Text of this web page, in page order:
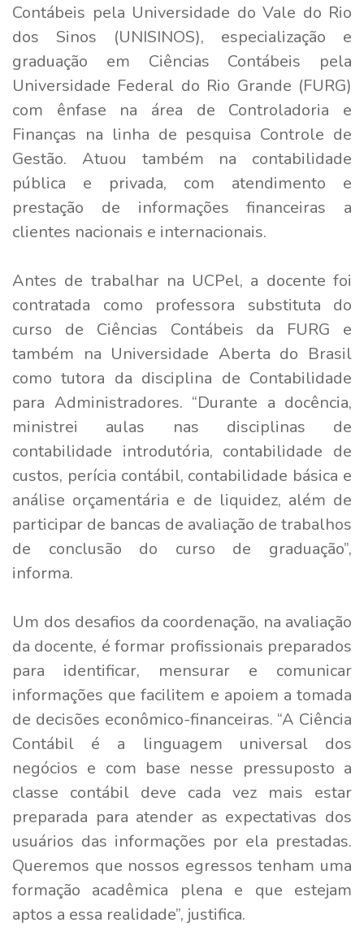
Contábeis pela Universidade do Vale do Rio
dos Sinos (UNISINOS), especialização e
graduação em Ciências Contábeis pela
Universidade Federal do Rio Grande (FURG)
com ênfase na área de Controladoria e
Finanças na linha de pesquisa Controle de
Gestão. Atuou também na contabilidade
pública e privada, com atendimento e
prestação de informações financeiras a
clientes nacionais e internacionais.
Antes de trabalhar na UCPel, a docente foi
contratada como professora substituta do
curso de Ciências Contábeis da FURG e
também na Universidade Aberta do Brasil
como tutora da disciplina de Contabilidade
para Administradores. “Durante a docência,
ministrei aulas nas disciplinas de
contabilidade introdutória, contabilidade de
custos, perícia contábil, contabilidade básica e
análise orçamentária e de liquidez, além de
participar de bancas de avaliação de trabalhos
de conclusão do curso de graduação”,
informa.
Um dos desafios da coordenação, na avaliação
da docente, é formar profissionais preparados
para identificar, mensurar e comunicar
informações que facilitem e apoiem a tomada
de decisões econômico-financeiras. “A Ciência
Contábil é a linguagem universal dos
negócios e com base nesse pressuposto a
classe contábil deve cada vez mais estar
preparada para atender as expectativas dos
usuários das informações por ela prestadas.
Queremos que nossos egressos tenham uma
formação acadêmica plena e que estejam
aptos a essa realidade”, justifica.